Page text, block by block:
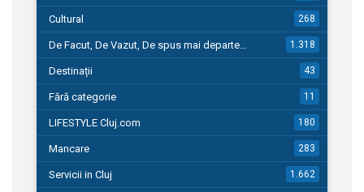
Cultural 268
De Facut, De Vazut, De spus mai departe… 1.318
Destinații 43
Fără categorie 11
LIFESTYLE Cluj.com 180
Mancare 283
Servicii in Cluj 1.662